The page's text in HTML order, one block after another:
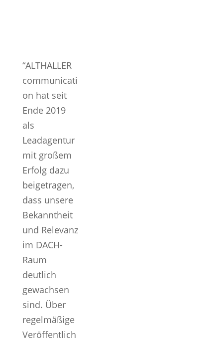
“ALTHALLER
communicati
on hat seit
Ende 2019
als
Leadagentur
mit großem
Erfolg dazu
beigetragen,
dass unsere
Bekanntheit
und Relevanz
im DACH-
Raum
deutlich
gewachsen
sind. Über
regelmäßige
Veröffentlich